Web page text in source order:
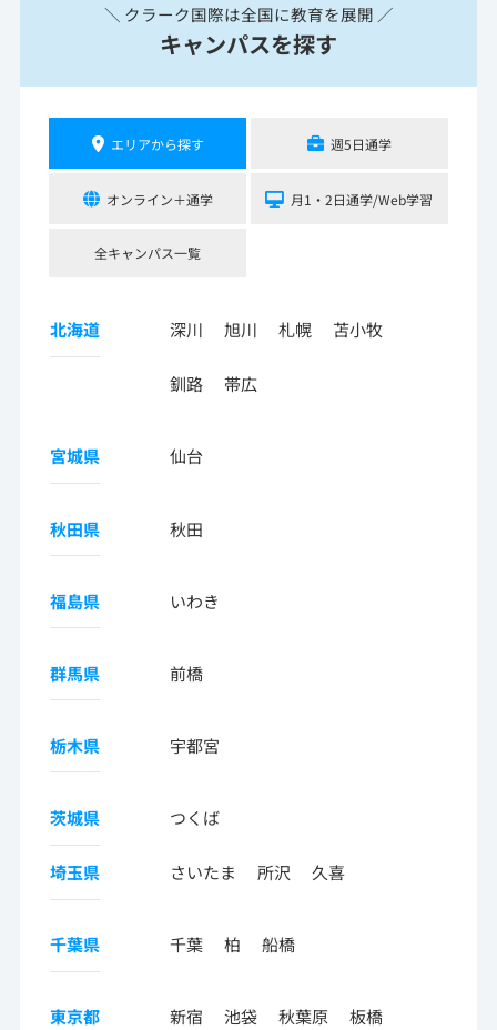
＼ クラーク国際は全国に教育を展開 ／
キャンパスを探す
エリアから探す 週5日通学
オンライン＋通学 月1・2日通学/Web学習
全キャンパス一覧
北海道 深川 旭川 札幌 苫小牧
釧路 帯広
宮城県 仙台
秋田県 秋田
福島県 いわき
群馬県 前橋
栃木県 宇都宮
茨城県 つくば
埼玉県 さいたま 所沢 久喜
千葉県 千葉 柏 船橋
東京都 新宿 池袋 秋葉原 板橋